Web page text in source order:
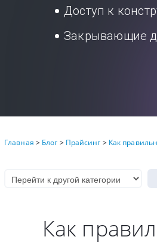
Доступ к
Закрывающие
Главная > Блог > Прайсинг > Как
Как